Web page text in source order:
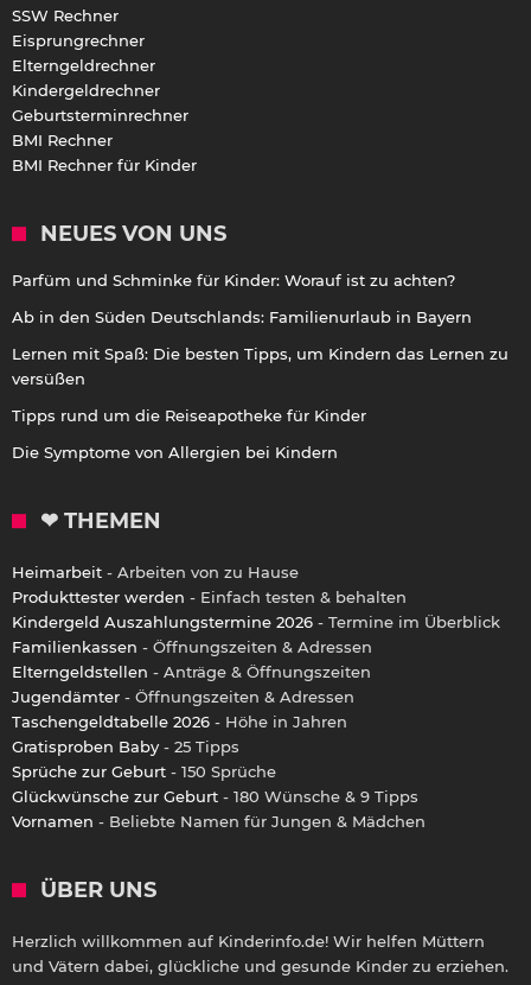
SSW Rechner
Eisprungrechner
Elterngeldrechner
Kindergeldrechner
Geburtsterminrechner
BMI Rechner
BMI Rechner für Kinder
NEUES VON UNS
Parfüm und Schminke für Kinder: Worauf ist zu achten?
Ab in den Süden Deutschlands: Familienurlaub in Bayern
Lernen mit Spaß: Die besten Tipps, um Kindern das Lernen zu
versüßen
Tipps rund um die Reiseapotheke für Kinder
Die Symptome von Allergien bei Kindern
❤ THEMEN
Heimarbeit - Arbeiten von zu Hause
Produkttester werden - Einfach testen & behalten
Kindergeld Auszahlungstermine 2026 - Termine im Überblick
Familienkassen - Öffnungszeiten & Adressen
Elterngeldstellen - Anträge & Öffnungszeiten
Jugendämter - Öffnungszeiten & Adressen
Taschengeldtabelle 2026 - Höhe in Jahren
Gratisproben Baby - 25 Tipps
Sprüche zur Geburt - 150 Sprüche
Glückwünsche zur Geburt - 180 Wünsche & 9 Tipps
Vornamen - Beliebte Namen für Jungen & Mädchen
ÜBER UNS
Herzlich willkommen auf Kinderinfo.de! Wir helfen Müttern
und Vätern dabei, glückliche und gesunde Kinder zu erziehen.